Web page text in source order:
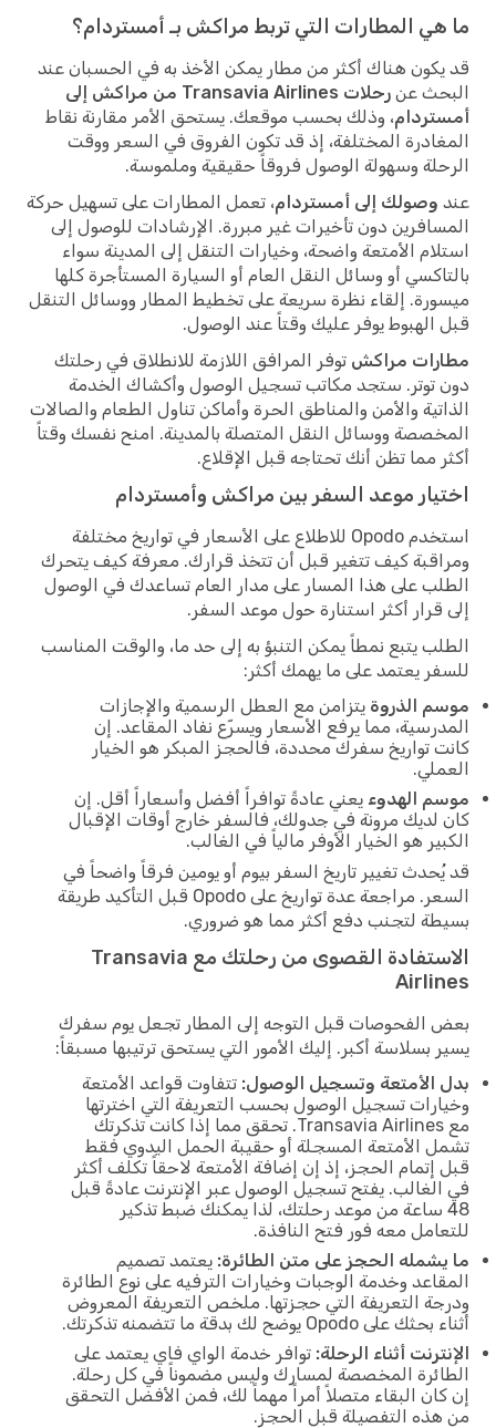
ما هي المطارات التي تربط مراكش بـ أمستردام؟
قد يكون هناك أكثر من مطار يمكن الأخذ به في الحسبان عند
البحث عن
رحلات Transavia Airlines من مراكش إلى
أمستردام، وذلك بحسب موقعك. يستحق الأمر مقارنة نقاط
المغادرة المختلفة، إذ قد تكون الفروق في السعر ووقت
الرحلة وسهولة الوصول فروقاً حقيقية وملموسة.
عند وصولك إلى أمستردام، تعمل المطارات على تسهيل حركة
المسافرين دون تأخيرات غير مبررة. الإرشادات للوصول إلى
استلام الأمتعة واضحة، وخيارات التنقل إلى المدينة سواء
بالتاكسي أو وسائل النقل العام أو السيارة المستأجرة كلها
ميسورة. إلقاء نظرة سريعة على تخطيط المطار ووسائل التنقل
قبل الهبوط يوفر عليك وقتاً عند الوصول.
مطارات مراكش توفر المرافق اللازمة للانطلاق في رحلتك
دون توتر. ستجد مكاتب تسجيل الوصول وأكشاك الخدمة
الذاتية والأمن والمناطق الحرة وأماكن تناول الطعام والصالات
المخصصة ووسائل النقل المتصلة بالمدينة. امنح نفسك وقتاً
أكثر مما تظن أنك تحتاجه قبل الإقلاع.
اختيار موعد السفر بين مراكش وأمستردام
استخدم Opodo للاطلاع على الأسعار في تواريخ مختلفة
ومراقبة كيف تتغير قبل أن تتخذ قرارك. معرفة كيف يتحرك
الطلب على هذا المسار على مدار العام تساعدك في الوصول
إلى قرار أكثر استنارة حول موعد السفر.
الطلب يتبع نمطاً يمكن التنبؤ به إلى حد ما، والوقت المناسب
للسفر يعتمد على ما يهمك أكثر:
موسم الذروة يتزامن مع العطل الرسمية والإجازات
المدرسية، مما يرفع الأسعار ويسرّع نفاد المقاعد. إن
كانت تواريخ سفرك محددة، فالحجز المبكر هو الخيار
العملي.
موسم الهدوء يعني عادةً توافراً أفضل وأسعاراً أقل. إن
كان لديك مرونة في جدولك، فالسفر خارج أوقات الإقبال
الكبير هو الخيار الأوفر مالياً في الغالب.
قد يُحدث تغيير تاريخ السفر بيوم أو يومين فرقاً واضحاً في
السعر. مراجعة عدة تواريخ على Opodo قبل التأكيد طريقة
بسيطة لتجنب دفع أكثر مما هو ضروري.
الاستفادة القصوى من رحلتك مع Transavia
Airlines
بعض الفحوصات قبل التوجه إلى المطار تجعل يوم سفرك
يسير بسلاسة أكبر. إليك الأمور التي يستحق ترتيبها مسبقاً:
بدل الأمتعة وتسجيل الوصول: تتفاوت قواعد الأمتعة
وخيارات تسجيل الوصول بحسب التعريفة التي اخترتها
مع Transavia Airlines. تحقق مما إذا كانت تذكرتك
تشمل الأمتعة المسجلة أو حقيبة الحمل اليدوي فقط
قبل إتمام الحجز، إذ إن إضافة الأمتعة لاحقاً تكلف أكثر
في الغالب. يفتح تسجيل الوصول عبر الإنترنت عادةً قبل
48 ساعة من موعد رحلتك، لذا يمكنك ضبط تذكير
للتعامل معه فور فتح النافذة.
ما يشمله الحجز على متن الطائرة: يعتمد تصميم
المقاعد وخدمة الوجبات وخيارات الترفيه على نوع الطائرة
ودرجة التعريفة التي حجزتها. ملخص التعريفة المعروض
أثناء بحثك على Opodo يوضح لك بدقة ما تتضمنه تذكرتك.
الإنترنت أثناء الرحلة: توافر خدمة الواي فاي يعتمد على
الطائرة المخصصة لمسارك وليس مضموناً في كل رحلة.
إن كان البقاء متصلاً أمراً مهماً لك، فمن الأفضل التحقق
من هذه التفصيلة قبل الحجز.